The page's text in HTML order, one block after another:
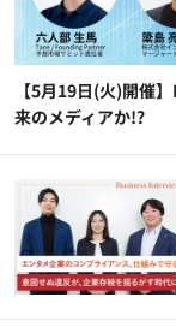
【5月19日(火)開催
来のメディアか!?